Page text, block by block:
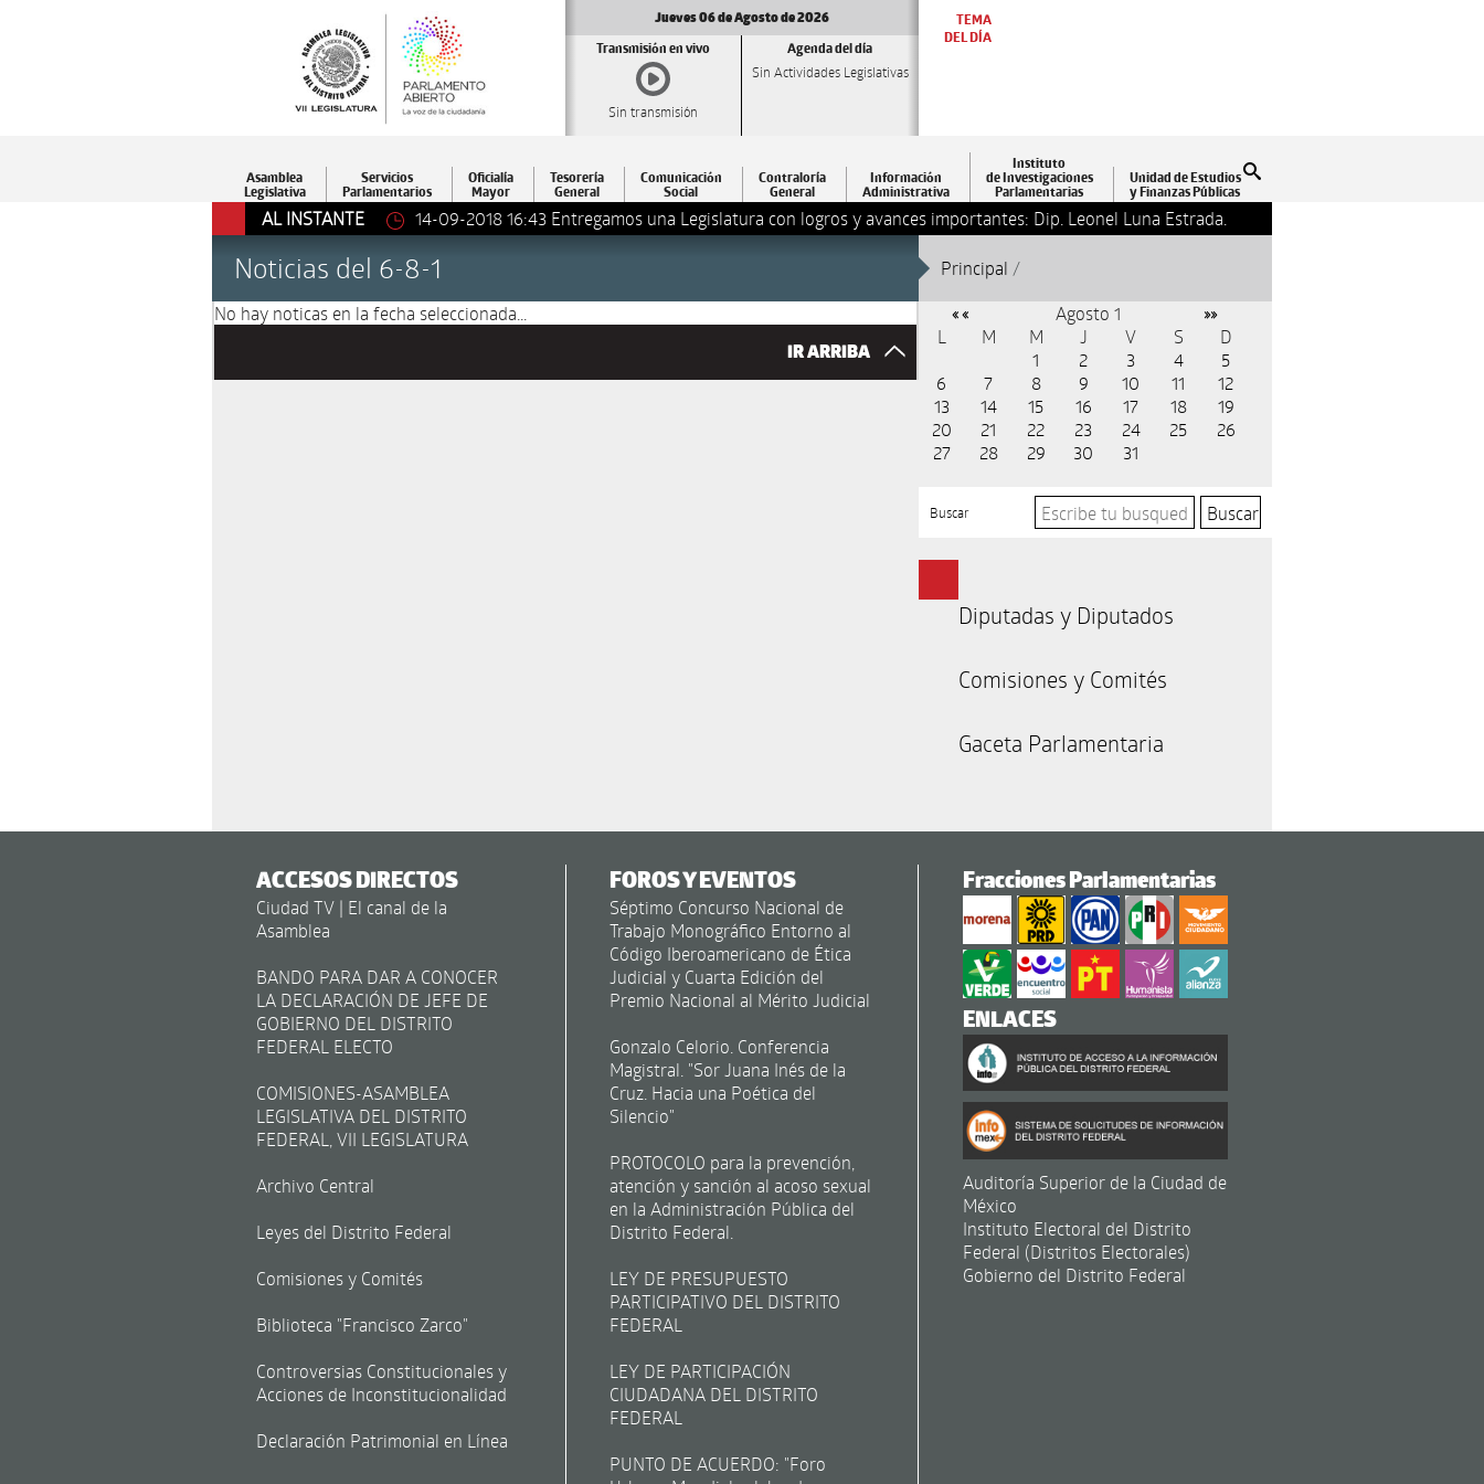
Jueves 06 de Agosto de 2026
Transmisión en vivo
Sin transmisión
Agenda del día
Sin Actividades Legislativas
TEMA
DEL DÍA
Asamblea
Legislativa
Servicios
Parlamentarios
Oficialía
Mayor
Tesorería
General
Comunicación
Social
Contraloría
General
Información
Administrativa
Instituto
de Investigaciones
Parlamentarias
Unidad de Estudios
y Finanzas Públicas
AL INSTANTE 14-09-2018 16:43 Entregamos una Legislatura con logros y avances importantes: Dip. Leonel Luna Estrada.
Noticias del 6-8-1 Principal /
No hay noticas en la fecha seleccionada...
IR ARRIBA
« « Agosto 1 »»
L M M J V S
D
1
2 3 4
5
6
7 8 9 10 11
12
13
14 15 16 17 18
19
20
21 22 23 24 25
26
27
28 29 30 31
Buscar
Diputadas y Diputados
Comisiones y Comités
Gaceta Parlamentaria
ACCESOS DIRECTOS
Ciudad TV | El canal de la
Asamblea
BANDO PARA DAR A CONOCER
LA DECLARACIÓN DE JEFE DE
GOBIERNO DEL DISTRITO
FEDERAL ELECTO
COMISIONES-ASAMBLEA
LEGISLATIVA DEL DISTRITO
FEDERAL, VII LEGISLATURA
Archivo Central
Leyes del Distrito Federal
Comisiones y Comités
Biblioteca "Francisco Zarco"
Controversias Constitucionales y
Acciones de Inconstitucionalidad
Declaración Patrimonial en Línea
FOROS Y EVENTOS
Séptimo Concurso Nacional de
Trabajo Monográfico Entorno al
Código Iberoamericano de Ética
Judicial y Cuarta Edición del
Premio Nacional al Mérito Judicial
Gonzalo Celorio. Conferencia
Magistral. "Sor Juana Inés de la
Cruz. Hacia una Poética del
Silencio"
PROTOCOLO para la prevención,
atención y sanción al acoso sexual
en la Administración Pública del
Distrito Federal.
LEY DE PRESUPUESTO
PARTICIPATIVO DEL DISTRITO
FEDERAL
LEY DE PARTICIPACIÓN
CIUDADANA DEL DISTRITO
FEDERAL
PUNTO DE ACUERDO: "Foro
Fracciones Parlamentarias
ENLACES
Auditoría Superior de la Ciudad de
México
Instituto Electoral del Distrito
Federal (Distritos Electorales)
Gobierno del Distrito Federal